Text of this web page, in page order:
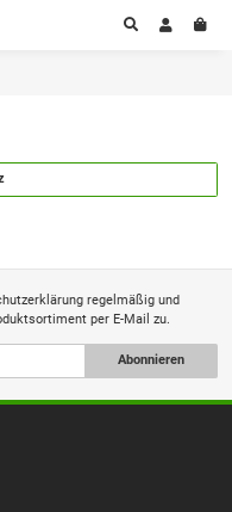
regelmäßig und
per E-Mail zu.
Abonnieren